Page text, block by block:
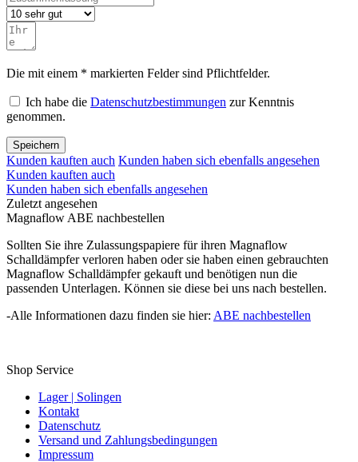
Die mit einem * markierten Felder sind Pflichtfelder.
Ich habe die Datenschutzbestimmungen zur Kenntnis
genommen.
Speichern
Kunden kauften auch Kunden haben sich ebenfalls angesehen
Kunden kauften auch
Kunden haben sich ebenfalls angesehen
Zuletzt angesehen
Magnaflow ABE nachbestellen
Sollten Sie ihre Zulassungspapiere für ihren Magnaflow
Schalldämpfer verloren haben oder sie haben einen gebrauchten
Magnaflow Schalldämpfer gekauft und benötigen nun die
passenden Unterlagen. Können sie diese bei uns nach bestellen.
-Alle Informationen dazu finden sie hier: ABE nachbestellen
Shop Service
Lager | Solingen
Kontakt
Datenschutz
Versand und Zahlungsbedingungen
Impressum